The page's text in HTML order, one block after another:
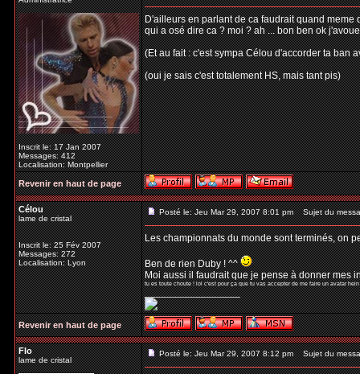
Inscrit le: 17 Jan 2007
Messages: 412
Localisation: Montpellier
D'ailleurs en parlant de ca faudrait quand meme
qui a osé dire ca ? moi ? ah ... bon ben ok
(Et au fait : c'est sympa Célou d'accorder ta ban
(oui je sais c'est totalement HS, mais tant pis)
Revenir en haut de page
Célou
lame de cristal
Inscrit le: 25 Fév 2007
Messages: 272
Localisation: Lyon
Posté le: Jeu Mar 29, 2007 8:01 pm Sujet du
Les championnats du monde sont terminés, on
Ben de rien Duby ! ^^
Moi aussi il faudrait que je pense à donner mes
tu es toute choute ! lol c'est pour ça que tu vas accepter de me faire un avatar
_________________
Revenir en haut de page
Flo
lame de cristal
Posté le: Jeu Mar 29, 2007 8:12 pm Sujet du